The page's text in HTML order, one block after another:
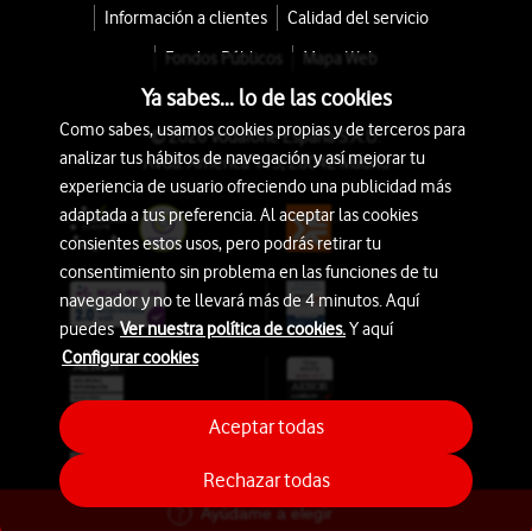
Ayúdame a elegir
Información a clientes
Calidad del servicio
Fondos Públicos
Mapa Web
© 2026 Vodafone España S.A.U.
Avda. América 115, 28042 Madrid
Ya sabes... lo de las cookies
Como sabes, usamos cookies propias y de terceros para
analizar tus hábitos de navegación y así mejorar tu
experiencia de usuario ofreciendo una publicidad más
adaptada a tus preferencia. Al aceptar las cookies
consientes estos usos, pero podrás retirar tu
consentimiento sin problema en las funciones de tu
navegador y no te llevará más de 4 minutos. Aquí
puedesVer nuestra política de cookies.Y aquí
Configurar cookies
Rechazar todas
Aceptar todas